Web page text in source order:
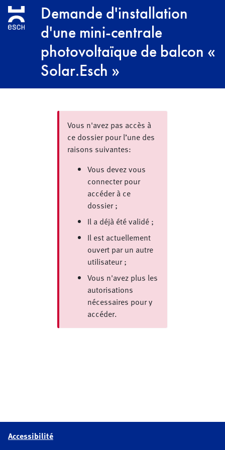
Aller au contenu principalDemande d'installation
d'une mini-centrale
photovoltaïque de balcon «
Solar.Esch »
Vous n'avez pas accès à
ce dossier pour l’une des
raisons suivantes:
Vous devez vous
connecter pour
accéder à ce
dossier ;
Il a déjà été validé ;
Il est actuellement
ouvert par un autre
utilisateur ;
Vous n'avez plus les
autorisations
nécessaires pour y
accéder.
Accessibilité